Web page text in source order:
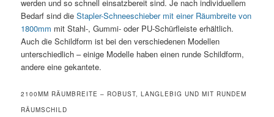
werden und so schnell einsatzbereit sind. Je nach individuellem
Bedarf sind dieStapler-Schneeschieber mit einer Räumbreite von
1800mm mit Stahl-, Gummi- oder PU-Schürfleiste erhältlich.
Auch die Schildform ist bei den verschiedenen Modellen
unterschiedlich – einige Modelle haben einen runde Schildform,
andere eine gekantete.
2100MM RÄUMBREITE – ROBUST, LANGLEBIG UND MIT RUNDEM
RÄUMSCHILD